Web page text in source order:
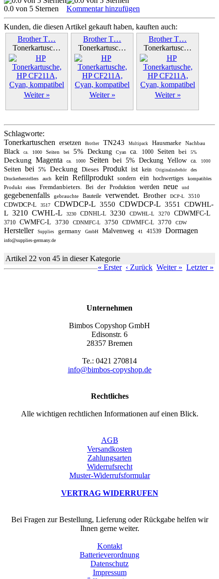
0.0 von 5 Sternen Kommentar hinzufügen
Kunden, die diesen Artikel gekauft haben, kauften auch:
Brother T…
Tonerkartusc…
Weiter »
Brother T…
Tonerkartusc…
Weiter »
Brother T…
Tonerkartusc…
Weiter »
Schlagworte:
Tonerkartuschen ersetzen Brother TN243 Multipack Hausmarke Nachbau
Black ca. 1000 Seiten bei 5% Deckung Cyan ca. 1000 Seiten bei 5%
Deckung Magenta ca. 1000 Seiten bei 5% Deckung Yellow ca. 1000
Seiten bei 5% Deckung Dieses Produkt ist kein Originalzubehör
des
Druckerherstellers
auch kein Refillprodukt sondern ein hochwertiges kompatibles
Produkt eines Fremdanbieters. Bei der Produktion werden neue und
gegebenenfalls gebrauchte Bauteile verwendet. Brother DCP-L 3510
CDWDCP-L 3517 CDWDCP-L 3550 CDWDCP-L 3551
CDWHL-
L 3210 CWHL-L 3230 CDNHL-L 3230 CDWHL-L 3270 CDWMFC-L
3710 CWMFC-L 3730 CDNMFC-L 3750 CDWMFC-L 3770 CDW
Hersteller Supplies germany GmbH Malvenweg 41 41539 Dormagen
info@supplies-germany.de
Artikel 22 von 45 in dieser Kategorie
« Erster ‹ Zurück Weiter » Letzter »
Unternehmen
Bimbos Copyshop GmbH
Edisonstr. 6
28357 Bremen
Te.: 0421 270814
info@bimbos-copyshop.de
Rechtliches
Alle wichtigen rechtlichen Informationen auf einen Blick.
AGB
Versandkosten
Zahlungsarten
Widerrufsrecht
Muster-Widerrufsformular
VERTRAG WIDERRUFEN
Bei Fragen zur Bestellung, Lieferung oder Rückgabe helfen wir
Ihnen gerne weiter.
Kontakt
Batterieverordnung
Datenschutz
Impressum